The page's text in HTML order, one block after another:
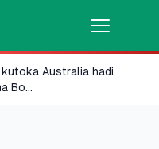
Australia hadi
Bo...